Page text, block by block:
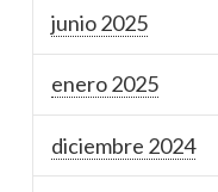
junio 2025
enero 2025
diciembre 2024